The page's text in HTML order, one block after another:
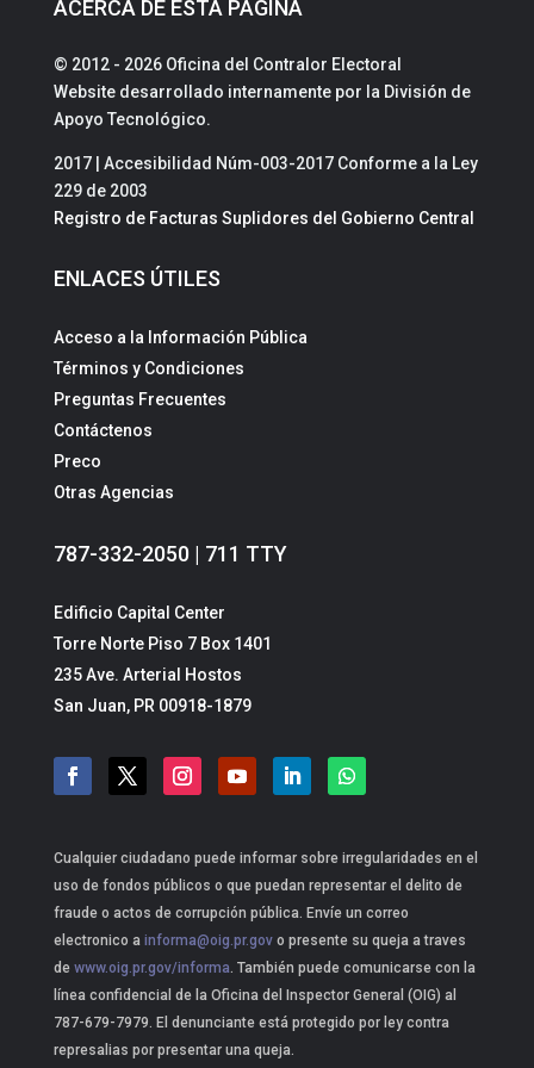
ACERCA DE ESTA PÁGINA
© 2012 - 2026 Oficina del Contralor Electoral
Website desarrollado internamente por la División de
Apoyo Tecnológico.
2017 | Accesibilidad Núm-003-2017 Conforme a la Ley
229 de 2003
Registro de Facturas Suplidores del Gobierno Central
ENLACES ÚTILES
Acceso a la Información Pública
Términos y Condiciones
Preguntas Frecuentes
Contáctenos
Preco
Otras Agencias
787-332-2050 | 711 TTY
Edificio Capital Center
Torre Norte Piso 7 Box 1401
235 Ave. Arterial Hostos
San Juan, PR 00918-1879
Cualquier ciudadano puede informar sobre irregularidades en el
uso de fondos públicos o que puedan representar el delito de
fraude o actos de corrupción pública. Envíe un correo
electronico a informa@oig.pr.govo presente su queja a traves
dewww.oig.pr.gov/informa. También puede comunicarse con la
línea confidencial de la Oficina del Inspector General (OIG) al
787-679-7979. El denunciante está protegido por ley contra
represalias por presentar una queja.